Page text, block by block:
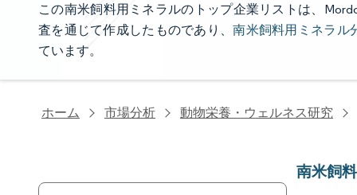
この南米飼料用ミネラルのトップ企業リストは、
査を通じて作成したものであり、南米飼料用ミネラル
ています。
ホーム 市場分析 動物栄養・ウェルネス研究
南米飼